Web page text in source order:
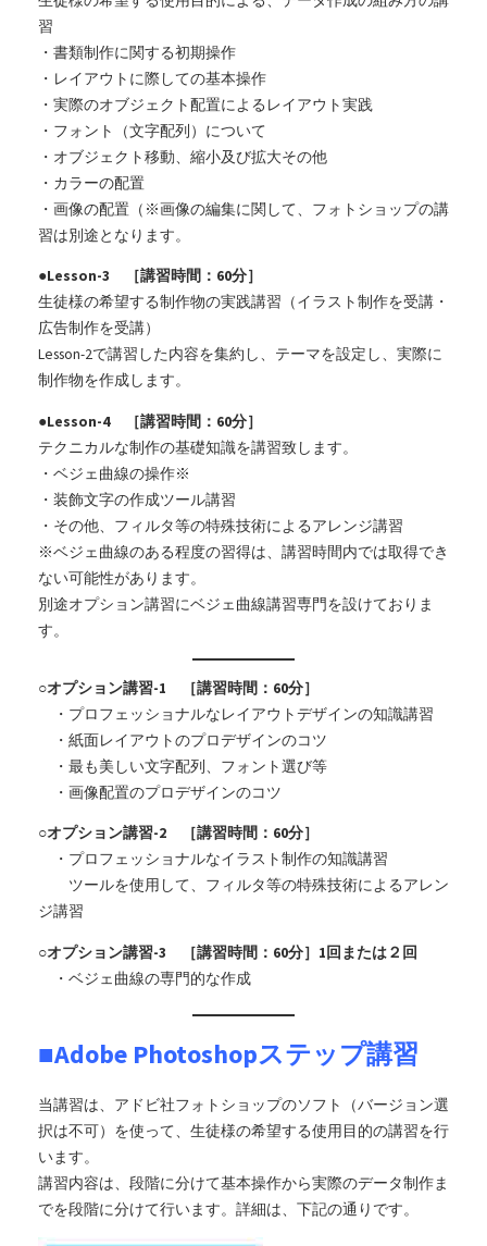
習
・書類制作に関する初期操作
・レイアウトに際しての基本操作
・実際のオブジェクト配置によるレイアウト実践
・フォント（文字配列）について
・オブジェクト移動、縮小及び拡大その他
・カラーの配置
・画像の配置（※画像の編集に関して、フォトショップの講
習は別途となります。
●Lesson-3 ［講習時間：60分］
生徒様の希望する制作物の実践講習（イラスト制作を受講・
広告制作を受講）
Lesson-2で講習した内容を集約し、テーマを設定し、実際に
制作物を作成します。
●Lesson-4 ［講習時間：60分］
テクニカルな制作の基礎知識を講習致します。
・ベジェ曲線の操作※
・装飾文字の作成ツール講習
・その他、フィルタ等の特殊技術によるアレンジ講習
※ベジェ曲線のある程度の習得は、講習時間内では取得でき
ない可能性があります。
別途オプション講習にベジェ曲線講習専門を設けておりま
す。
○オプション講習-1 ［講習時間：60分］
・プロフェッショナルなレイアウトデザインの知識講習
・紙面レイアウトのプロデザインのコツ
・最も美しい文字配列、フォント選び等
・画像配置のプロデザインのコツ
○オプション講習-2 ［講習時間：60分］
・プロフェッショナルなイラスト制作の知識講習
ツールを使用して、フィルタ等の特殊技術によるアレン
ジ講習
○オプション講習-3 ［講習時間：60分］1回または２回
・ベジェ曲線の専門的な作成
■Adobe Photoshopステップ講習
当講習は、アドビ社フォトショップのソフト（バージョン選
択は不可）を使って、生徒様の希望する使用目的の講習を行
います。
講習内容は、段階に分けて基本操作から実際のデータ制作ま
でを段階に分けて行います。詳細は、下記の通りです。